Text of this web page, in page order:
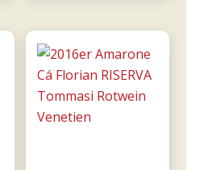
Donnafugata
Menge